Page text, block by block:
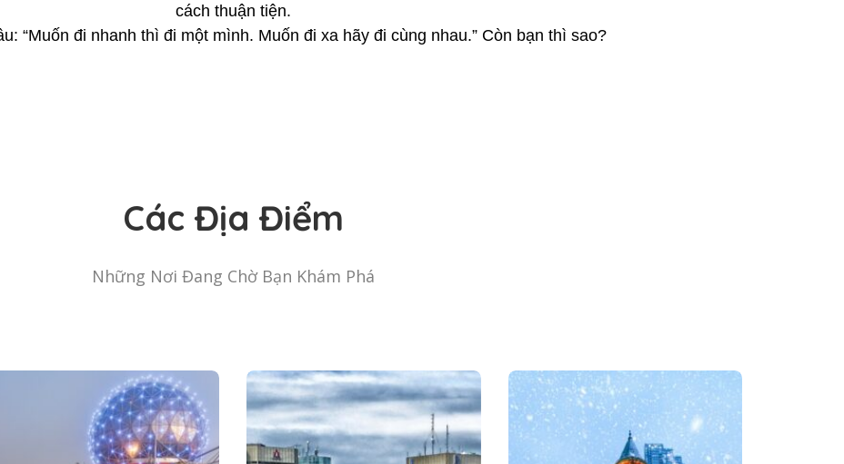
cách thuận tiện.
“Muốn đi nhanh thì đi một mình. Muốn đi xa hãy đi cùng nhau.” Còn bạn thì sao?
Các Địa Điểm
Những Nơi Đang Chờ Bạn Khám Phá